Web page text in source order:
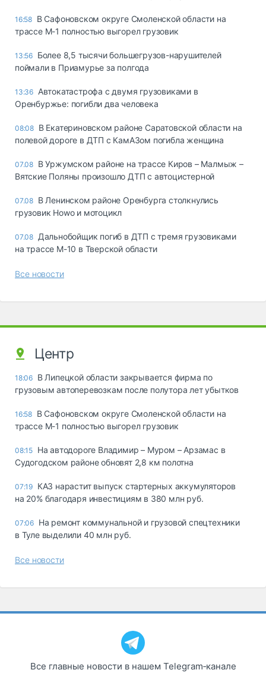
16:58 В Сафоновском округе Смоленской области на
трассе М-1 полностью выгорел грузовик
13:56 Более 8,5 тысячи большегрузов-нарушителей
поймали в Приамурье за полгода
13:36 Автокатастрофа с двумя грузовиками в
Оренбуржье: погибли два человека
08:08 В Екатериновском районе Саратовской области на
полевой дороге в ДТП с КамАЗом погибла женщина
07.08 В Уржумском районе на трассе Киров – Малмыж –
Вятские Поляны произошло ДТП с автоцистерной
07.08 В Ленинском районе Оренбурга столкнулись
грузовик Howo и мотоцикл
07.08 Дальнобойщик погиб в ДТП с тремя грузовиками
на трассе М-10 в Тверской области
Все новости
Центр
18:06 В Липецкой области закрывается фирма по
грузовым автоперевозкам после полутора лет убытков
16:58 В Сафоновском округе Смоленской области на
трассе М-1 полностью выгорел грузовик
08:15 На автодороге Владимир – Муром – Арзамас в
Судогодском районе обновят 2,8 км полотна
07:19 КАЗ нарастит выпуск стартерных аккумуляторов
на 20% благодаря инвестициям в 380 млн руб.
07:06 На ремонт коммунальной и грузовой спецтехники
в Туле выделили 40 млн руб.
Все новости
Все главные новости в нашем Telegram‑канале